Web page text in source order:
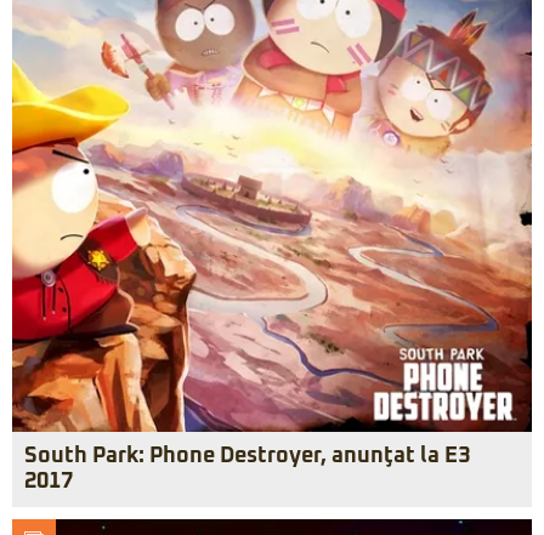
South Park: Phone Destroyer, anunţat la E3
2017